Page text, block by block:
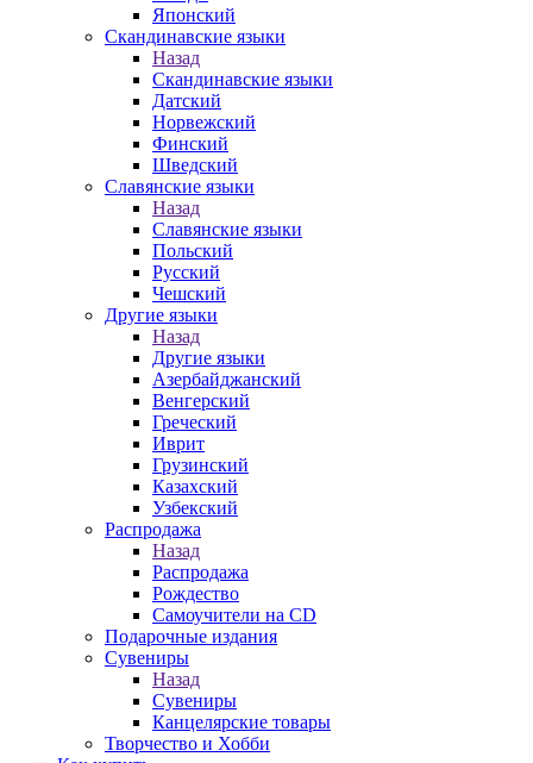
Японский
Скандинавские языки
Назад
Скандинавские языки
Датский
Норвежский
Финский
Шведский
Славянские языки
Назад
Славянские языки
Польский
Русский
Чешский
Другие языки
Назад
Другие языки
Азербайджанский
Венгерский
Греческий
Иврит
Грузинский
Казахский
Узбекский
Распродажа
Назад
Распродажа
Рождество
Самоучители на CD
Подарочные издания
Сувениры
Назад
Сувениры
Канцелярские товары
Творчество и Хобби